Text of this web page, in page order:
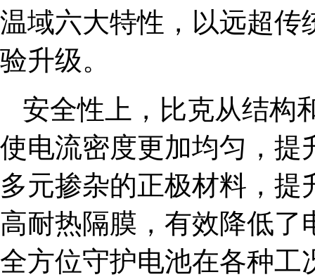
温域六大特性，以远超传
验升级。
安全性上，比克从结构
使电流密度更加均匀，提
多元掺杂的正极材料，
高耐热隔膜，有效降低了
全方位守护电池在各种工